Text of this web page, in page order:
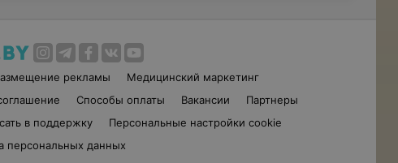
рекламы
Медицинский маркетинг
Способы оплаты Вакансии
Партнеры
в поддержку
Персональные настройки cookie
персональных данных